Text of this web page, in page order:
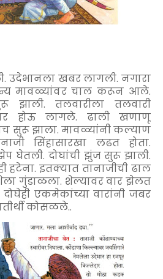
उदेभानला खबर लागली. नगारा
मावळ्यांवर चाल करून आले.
झाली. तलवारीला तलवारी
होऊ लागले. ढाली खणाणू
सुरू झाला. मावळ्यांनी कल्याण
सिंहासारखा लढत होता.
घेतली. दोघांची झुंज सुरू झाली.
हटेना. इतक्यात तानाजीची ढाल
गुंडाळला. शेल्यावर वार झेलत
एकमेकांच्या वारांनी जबर
कोसळले..